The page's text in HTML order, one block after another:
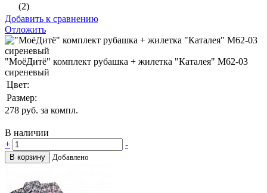
(2)
Добавить к сравнению
Отложить
"МоёДитё" комплект рубашка + жилетка "Каталея" М62-03
сиреневый
Цвет:
Размер:
278 руб. за компл.
В наличии
+
-
В корзину Добавлено